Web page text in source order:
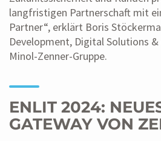
langfristigen Partnerschaft mit
Partner“, erklärt Boris
Development, Digital Solutions
Minol-Zenner-Gruppe.
ENLIT 2024:
GATEWAY VON